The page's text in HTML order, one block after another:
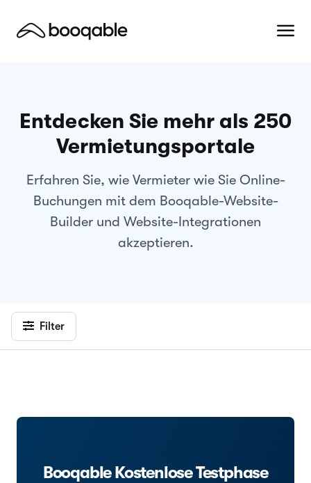
Entdecken Sie mehr als 250
Vermietungsportale
Erfahren Sie, wie Vermieter wie Sie Online-
Buchungen mit dem Booqable-Website-
Builder und Website-Integrationen
akzeptieren.
Filter
Booqable Kostenlose Testphase